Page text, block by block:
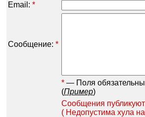
Email: *
Сообщение: *
* — Поля
(Пример)
Сообщения
( Недопустима хула